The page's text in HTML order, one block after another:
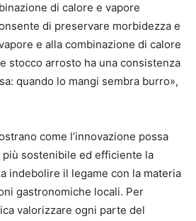
di calore e vapore
di preservare morbidezza e
e alla combinazione di calore
stocco arrosto ha una consistenza
quando lo mangi sembra burro»,
come l’innovazione possa
sostenibile ed efficiente la
indebolire il legame con la materia
gastronomiche locali. Per
valorizzare ogni parte del